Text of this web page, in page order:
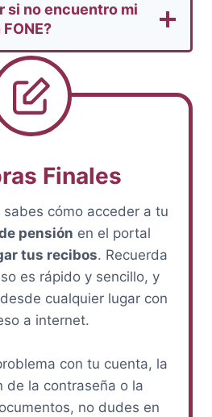
si no encuentro mi
Finales
sabes cómo acceder a tu
pensión en el portal
tus recibos. Recuerda
es rápido y sencillo, y
cualquier lugar con
a internet.
con tu cuenta, la
de la contraseña o la
no dudes en